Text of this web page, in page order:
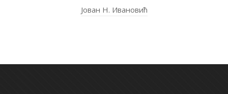
Јован Н. Ивановић